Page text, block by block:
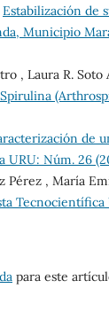
Estabilización de
Municipio
, Laura R. Soto
de
URU: Núm. 26
Pérez , María
para este